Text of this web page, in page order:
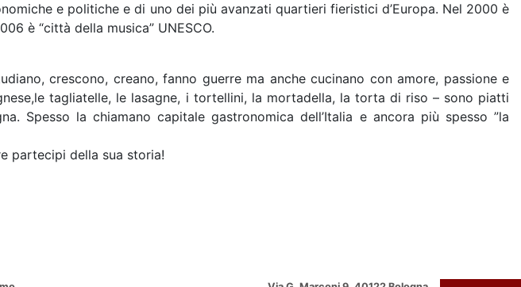
e politiche e di uno dei più avanzati quartieri fieristici d’Europa. Nel 2000 è
è “città della musica” UNESCO.
crescono, creano, fanno guerre ma anche cucinano con amore, passione e
tagliatelle, le lasagne, i tortellini, la mortadella, la torta di riso – sono piatti
Spesso la chiamano capitale gastronomica dell’Italia e ancora più spesso ”la
partecipi della sua storia!